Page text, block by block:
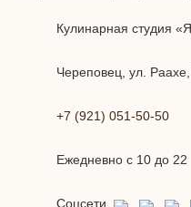
Кулинарная студия
Череповец, ул.
+7 (921) 051-50-50
Ежедневно с 10 до 22
Соцсети